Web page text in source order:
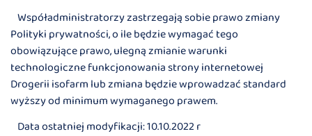
Współadministratorzy zastrzegają sobie prawo zmiany
Polityki prywatności, o ile będzie wymagać tego
obowiązujące prawo, ulegną zmianie warunki
technologiczne funkcjonowania strony internetowej
Drogerii isofarm lub zmiana będzie wprowadzać standard
wyższy od minimum wymaganego prawem.
Data ostatniej modyfikacji: 10.10.2022 r